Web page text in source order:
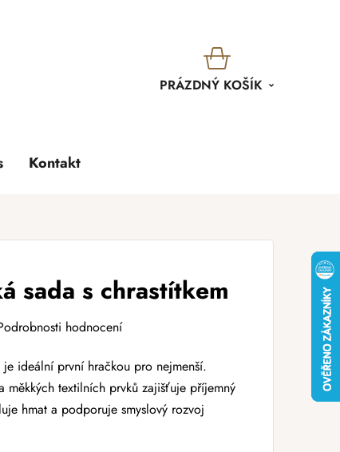
KOŠÍK
PRÁZDNÝ KOŠÍK
Kontakt
sada s chrastítkem
hodnocení
je ideální první hračkou pro nejmenší.
měkkých textilních prvků zajišťuje příjemný
hmat a podporuje smyslový rozvoj